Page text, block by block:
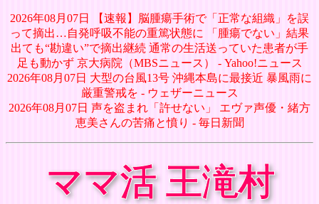
2026年08月07日 【速報】脳腫瘍手術で「正常な組織」を誤
って摘出…自発呼吸不能の重篤状態に 「腫瘍でない」結果
出ても“勘違い”で摘出継続 通常の生活送っていた患者が手
足も動かず 京大病院（MBSニュース） - Yahoo!ニュース
2026年08月07日 大型の台風13号 沖縄本島に最接近 暴風雨に
厳重警戒を - ウェザーニュース
2026年08月07日 声を盗まれ「許せない」 エヴァ声優・緒方
恵美さんの苦痛と憤り - 毎日新聞
ママ活 王滝村